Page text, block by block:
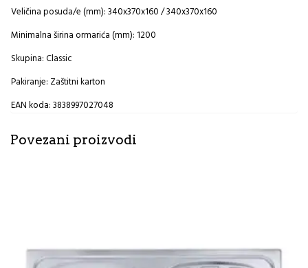
Veličina posuda/e (mm): 340x370x160 / 340x370x160
Minimalna širina ormarića (mm): 1200
Skupina: Classic
Pakiranje: Zaštitni karton
EAN koda: 3838997027048
Povezani proizvodi